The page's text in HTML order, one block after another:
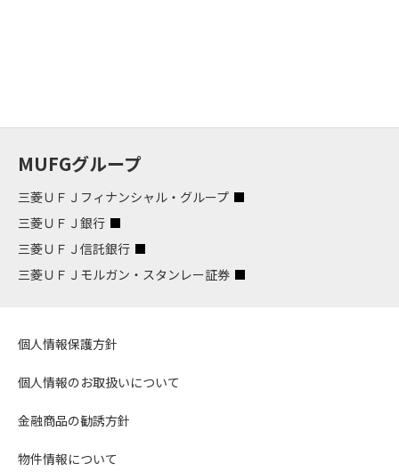
MUFGグループ
三菱ＵＦＪフィナンシャル・グループ
三菱ＵＦＪ銀行
三菱ＵＦＪ信託銀行
三菱ＵＦＪモルガン・スタンレー証券
個人情報保護方針
個人情報のお取扱いについて
金融商品の勧誘方針
物件情報について